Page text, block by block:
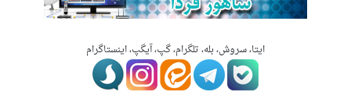
ایتا، سروش، بله، تلگرام، گپ، آیگپ، اینستاگرام